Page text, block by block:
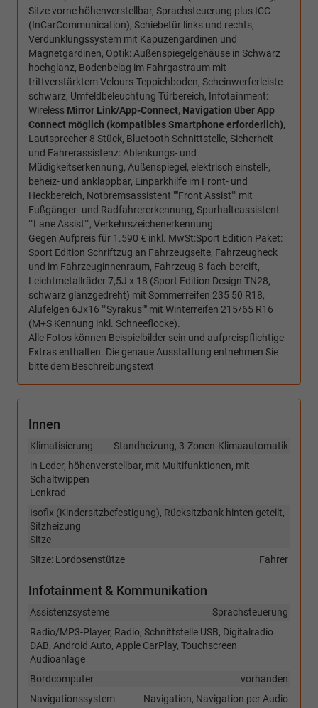
Sitze vorne höhenverstellbar, Sprachsteuerung plus ICC
(InCarCommunication), Schiebetür links und rechts,
Verdunklungssystem mit Kapuzengardinen und
Magnetgardinen, Optik: Außenspiegelgehäuse in Schwarz
hochglanz, Bodenbelag im Fahrgastraum mit
trittverstärktem Velours-Teppichboden, Scheinwerferleiste
schwarz, Umfeldbeleuchtung Türbereich, Infotainment:
Wireless Mirror Link/App-Connect, Navigation über App
Connect möglich (kompatibles Smartphone erforderlich),
Lautsprecher 8 Stück, Bluetooth Schnittstelle, Sicherheit
und Fahrerassistenz: Ablenkungs- und
Müdigkeitserkennung, Außenspiegel, elektrisch einstell-,
beheiz- und anklappbar, Einparkhilfe im Front- und
Heckbereich, Notbremsassistent ""Front Assist"" mit
Fußgänger- und Radfahrererkennung, Spurhalteassistent
""Lane Assist"", Verkehrszeichenerkennung.
Gegen Aufpreis für 1.590 € inkl. MwSt:Sport Edition Paket:
Sport Edition Schriftzug an Fahrzeugseite, Fahrzeugheck
und im Fahrzeuginnenraum, Fahrzeug 8-fach-bereift,
Leichtmetallräder 7,5J x 18 (Sport Edition Design TN28,
schwarz glanzgedreht) mit Sommerreifen 235 50 R18,
Alufelgen 6Jx16 ""Syrakus"" mit Winterreifen 215/65 R16
(M+S Kennung inkl. Schneeflocke).
Alle Fotos können Beispielbilder sein und aufpreispflichtige
Extras enthalten. Die genaue Ausstattung entnehmen Sie
bitte dem Beschreibungstext
Innen
Standheizung, 3-Zonen-Klimaautomatik
Klimatisierung
in Leder, höhenverstellbar, mit Multifunktionen, mit
Schaltwippen
Lenkrad
Isofix (Kindersitzbefestigung), Rücksitzbank hinten geteilt,
Sitzheizung
Sitze
Fahrer
Sitze: Lordosenstütze
Infotainment & Kommunikation
Sprachsteuerung
Assistenzsysteme
Radio/MP3-Player, Radio, Schnittstelle USB, Digitalradio
DAB, Android Auto, Apple CarPlay, Touchscreen
Audioanlage
vorhanden
Bordcomputer
Navigation, Navigation per Audio
Navigationssystem